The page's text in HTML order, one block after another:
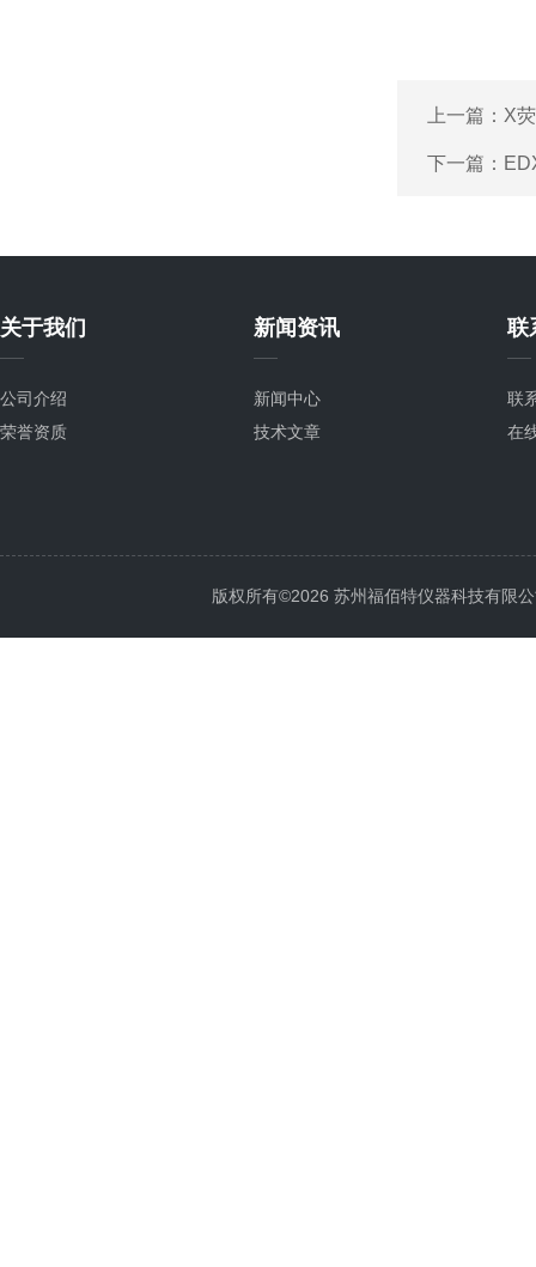
上一篇： X
下一篇：
关于我们
公司介绍
荣誉资质
新闻资讯
新闻中心
技术文章
联
联
在
版权所有©2026 苏州福佰特仪器科技有限